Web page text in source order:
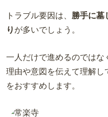
トラブル要因は、 勝手に墓
り が多いでしょう。
一人だけで進めるのではな
理由や意図を伝えて理解し
をおすすめします。